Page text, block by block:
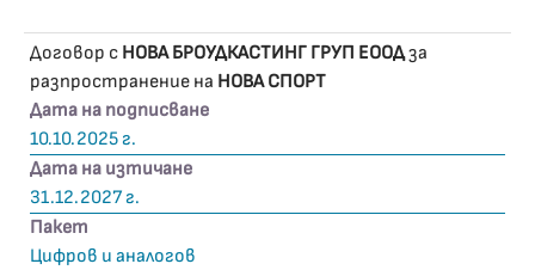
Договор с НОВА БРОУДКАСТИНГ ГРУП ЕООДза
разпространение на НОВА СПОРТ
Дата на подписване
10.10.2025 г.
Дата на изтичане
31.12.2027 г.
Пакет
Цифров и аналогов